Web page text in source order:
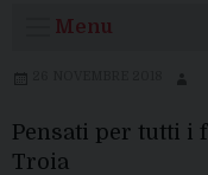
Menu
Pensati per tutti i
Troia